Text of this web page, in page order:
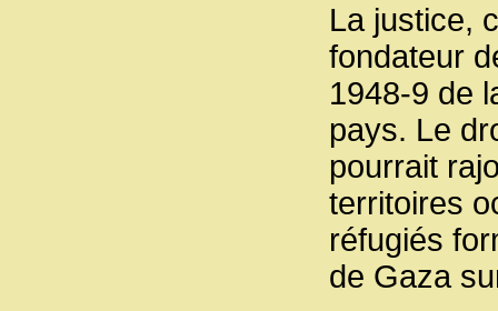
La justice,
fondateur
1948-9 de
pays. Le
pourrait
territoires
réfugiés
de Gaza